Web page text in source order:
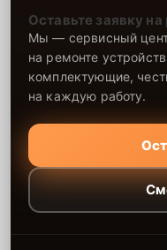
Оставьте заявку на
Мы — сервисный
на ремонте
комплектующие,
на каждую работу.